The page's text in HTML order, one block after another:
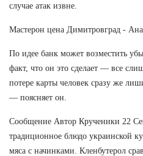
случае атак извне.
Мастерон цена Димитровград -
По идее банк может возместить
факт, что он это сделает — все
потере карты человек сразу же
— поясняет он.
Сообщение Автор Крученики 22
традиционное блюдо украинской
мяса с начинками. Кленбутерол